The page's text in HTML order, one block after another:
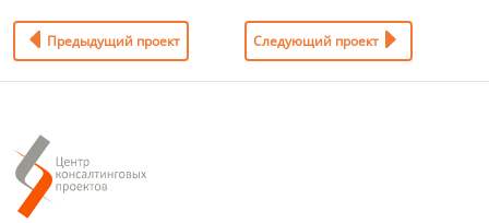
Предыдущий проект Следующий проект